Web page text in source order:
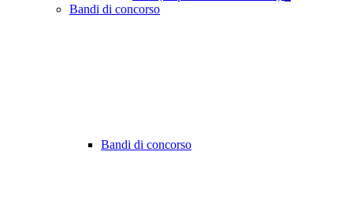
Bandi di concorso
Bandi di concorso